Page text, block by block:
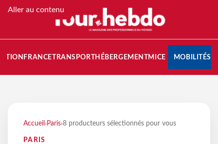
Aller au contenu
FRANCETRANSPORT HÉBERGEMENTMICE MOBILITÉS
Accueil › Paris›8 producteurs sélectionnés pour vous
PARIS